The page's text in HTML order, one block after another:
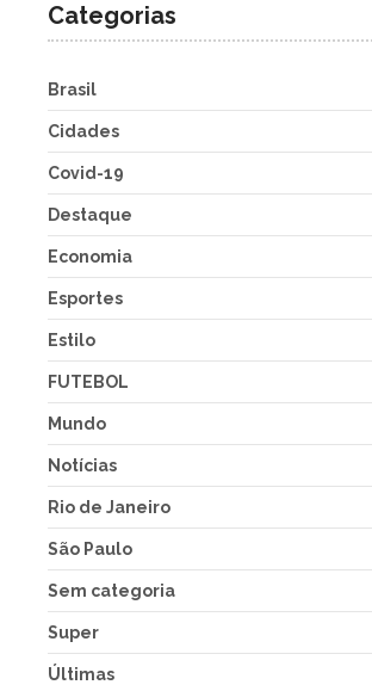
Categorias
Brasil
Cidades
Covid-19
Destaque
Economia
Esportes
Estilo
FUTEBOL
Mundo
Notícias
Rio de Janeiro
São Paulo
Sem categoria
Super
Últimas